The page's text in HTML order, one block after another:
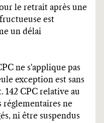
le retrait après une
est
un délai
ne s'applique pas
exception est sans
142 CPC relative au
réglementaires ne
ni être suspendus